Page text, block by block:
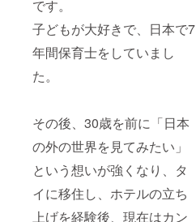
です。
子どもが大好きで、日本で7
年間保育士をしていまし
た。
その後、30歳を前に「日本
の外の世界を見てみたい」
という想いが強くなり、タ
イに移住し、ホテルの立ち
上げを経験後、現在はカン